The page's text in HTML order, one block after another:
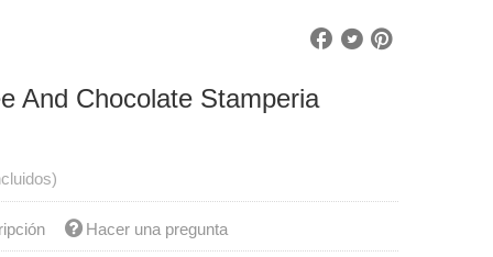
And Chocolate Stamperia
Hacer una pregunta